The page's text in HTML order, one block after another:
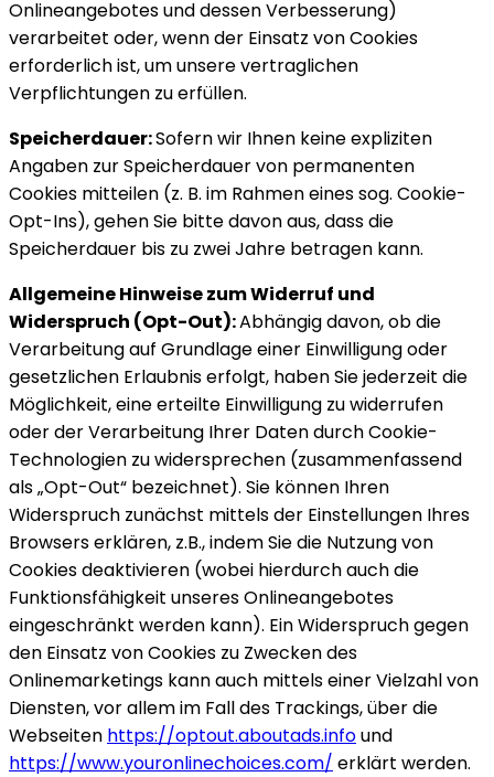
Onlineangebotes und dessen Verbesserung)
verarbeitet oder, wenn der Einsatz von Cookies
erforderlich ist, um unsere vertraglichen
Verpflichtungen zu erfüllen.
Speicherdauer:Sofern wir Ihnen keine expliziten
Angaben zur Speicherdauer von permanenten
Cookies mitteilen (z. B. im Rahmen eines sog. Cookie-
Opt-Ins), gehen Sie bitte davon aus, dass die
Speicherdauer bis zu zwei Jahre betragen kann.
Allgemeine Hinweise zum Widerruf und
Widerspruch (Opt-Out):Abhängig davon, ob die
Verarbeitung auf Grundlage einer Einwilligung oder
gesetzlichen Erlaubnis erfolgt, haben Sie jederzeit die
Möglichkeit, eine erteilte Einwilligung zu widerrufen
oder der Verarbeitung Ihrer Daten durch Cookie-
Technologien zu widersprechen (zusammenfassend
als „Opt-Out“ bezeichnet). Sie können Ihren
Widerspruch zunächst mittels der Einstellungen Ihres
Browsers erklären, z.B., indem Sie die Nutzung von
Cookies deaktivieren (wobei hierdurch auch die
Funktionsfähigkeit unseres Onlineangebotes
eingeschränkt werden kann). Ein Widerspruch gegen
den Einsatz von Cookies zu Zwecken des
Onlinemarketings kann auch mittels einer Vielzahl von
Diensten, vor allem im Fall des Trackings, über die
Webseiten https://optout.aboutads.infound
https://www.youronlinechoices.com/ erklärt werden.